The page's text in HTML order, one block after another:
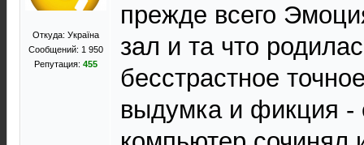
Откуда: Україна
Сообщений: 1 950
Репутация: 455
прежде всего
зал и та что
бесстрастное
выдумка и фикция -